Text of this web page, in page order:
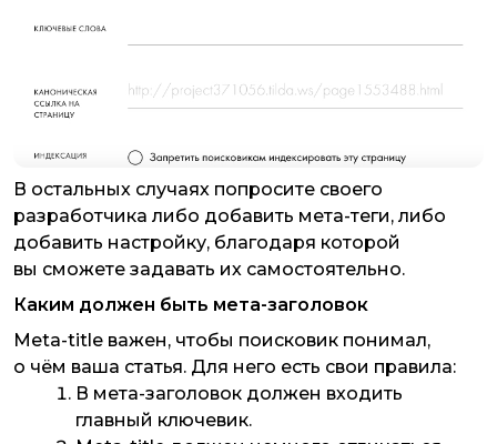
В остальных случаях попросите своего
разработчика либо добавить мета-теги, либо
добавить настройку, благодаря которой
вы сможете задавать их самостоятельно.
Каким должен быть мета-заголовок
Meta-title важен, чтобы поисковик понимал,
о чём ваша статья. Для него есть свои правила:
В мета-заголовок должен входить
главный ключевик.